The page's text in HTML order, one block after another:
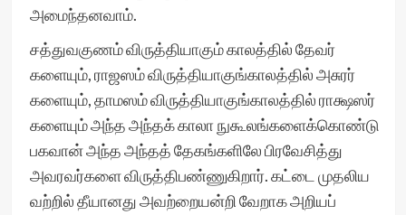
அமைந்தனவாம்.
சத்துவகுணம் விருத்தியாகும் காலத்தில் தேவர்
களையும், ராஜஸம் விருத்தியாகுங்காலத்தில் அசுரர்
களையும், தாமஸம் விருத்தியாகுங்காலத்தில் ராக்ஷஸர்
களையும் அந்த அந்தக் காலா நுகூலங்களைக்கொண்டு
பகவான் அந்த அந்தத் தேகங்களிலே பிரவேசித்து
அவரவர்களை விருத்திபண்ணுகிறார். கட்டை முதலிய
வற்றில் தீயானது அவற்றையன்றி வேறாக அறியப்